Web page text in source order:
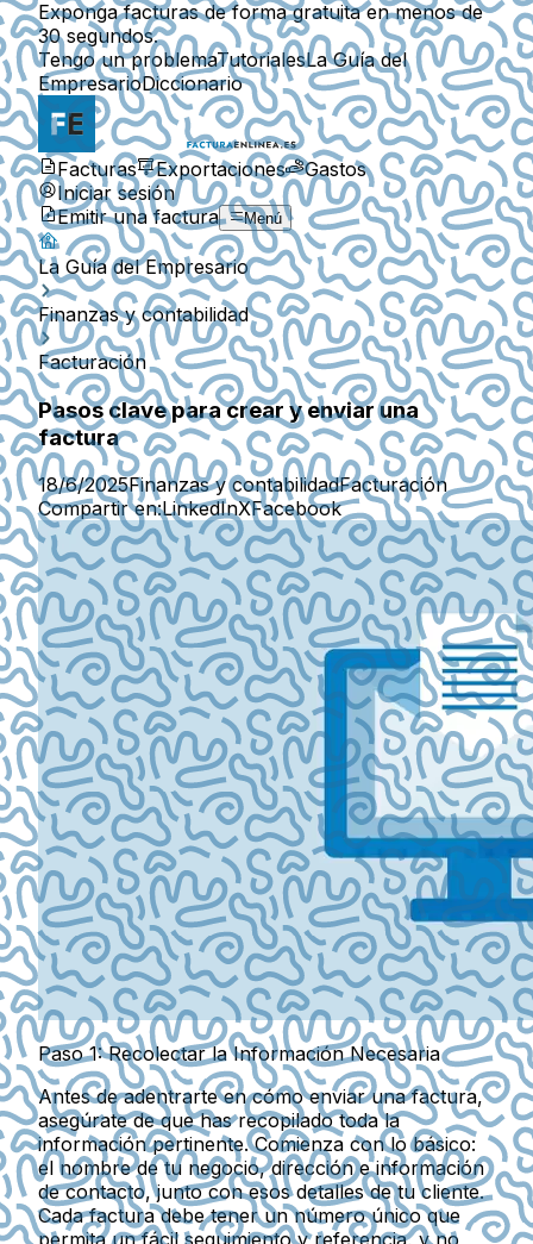
Exponga facturas de forma gratuita en menos de
30 segundos.
Tengo un problemaTutorialesLa Guía del
EmpresarioDiccionario
Facturas Exportaciones
Gastos
Iniciar sesión
Emitir una factura
Menú
La Guía del Empresario
Finanzas y contabilidad
Facturación
Pasos clave para crear y enviar una
factura
18/6/2025Finanzas y contabilidadFacturación
Compartir en:LinkedInXFacebook
Paso 1: Recolectar la Información Necesaria
Antes de adentrarte en cómo enviar una factura,
asegúrate de que has recopilado toda la
información pertinente. Comienza con lo básico:
el nombre de tu negocio, dirección e información
de contacto, junto con esos detalles de tu cliente.
Cada factura debe tener un número único que
permita un fácil seguimiento y referencia, y no